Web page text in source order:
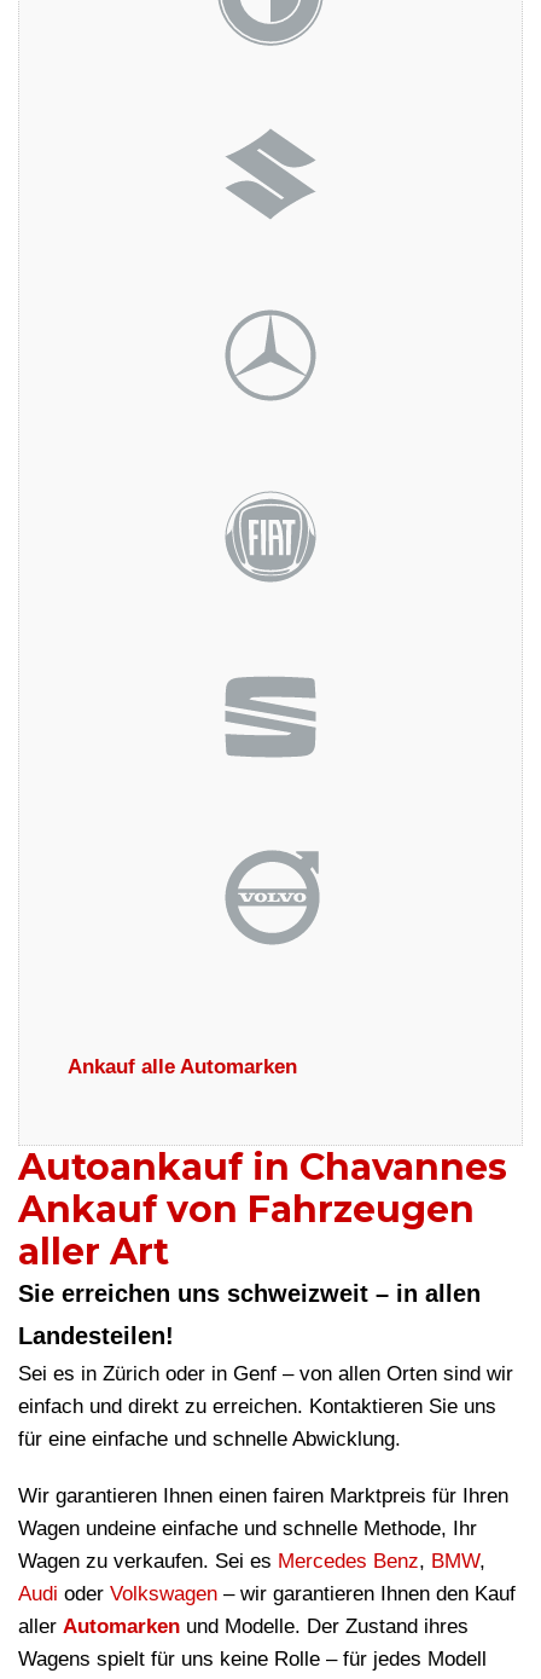
Ankauf alle Automarken
Autoankauf in Chavannes
Ankauf von Fahrzeugen
aller Art
Sie erreichen uns schweizweit – in allen
Landesteilen!
Sei es in Zürich oder in Genf – von allen Orten sind wir
einfach und direkt zu erreichen. Kontaktieren Sie uns
für eine einfache und schnelle Abwicklung.
Wir garantieren Ihnen einen fairen Marktpreis für Ihren
Wagen undeine einfache und schnelle Methode, Ihr
Wagen zu verkaufen. Sei es Mercedes Benz, BMW,
Audi oder Volkswagen – wir garantieren Ihnen den Kauf
aller Automarken und Modelle. Der Zustand ihres
Wagens spielt für uns keine Rolle – für jedes Modell